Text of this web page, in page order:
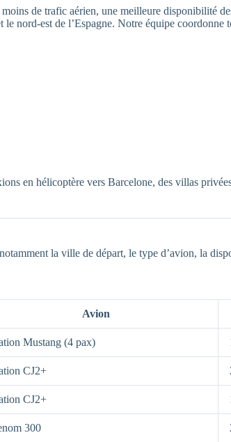
de trafic aérien, une meilleure disponibilité
nord-est de l’Espagne. Notre équipe coordonne
en hélicoptère vers Barcelone, des villas
la ville de départ, le type d’avion, la
Avion
Mustang (4 pax)
CJ2+
CJ2+
300